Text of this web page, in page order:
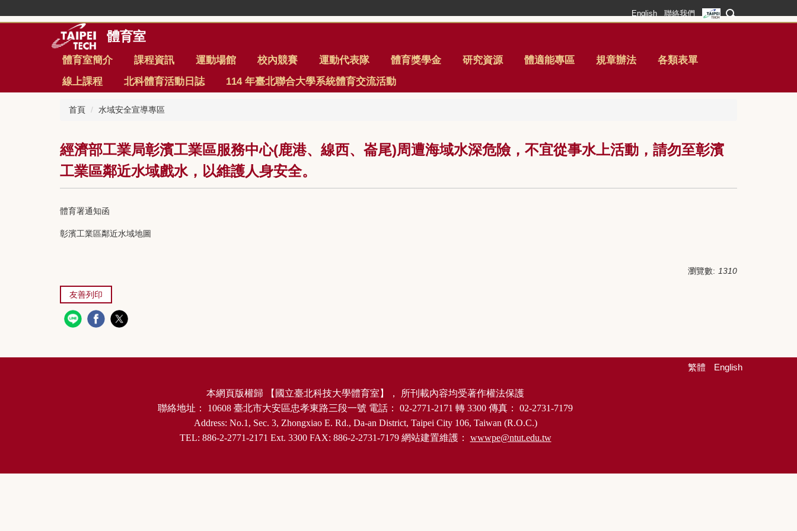
到
English 聯絡我們
體育室
體育室簡介 課程資訊 運動場館 校內競賽 運動代表隊 體育獎學金 研究資源 體適能專區 規章辦法
各類表單
線上課程
北科體育活動日誌 114 年臺北聯合大學系統體育交流活動
首頁 水域安全宣導專區
經濟部工業局彰濱工業區服務中心(鹿港、線西、崙尾)周遭海域水深危險，不宜從事水上活動，請勿至彰濱
工業區鄰近水域戲水，以維護人身安全。
體育署通知函
彰濱工業區鄰近水域地圖
瀏覽數: 1310
友善列印
繁體 English
本網頁版權歸 【 國立臺北科技大學體育室 】，
所刊載內容均受著作權法保護
聯絡地址：
10608 臺北市大安區忠孝東路三段一號 電話： 02-2771-2171 轉 3300 傳真：
02-2731-7179
Address: No.1, Sec. 3, Zhongxiao E. Rd., Da-an District, Taipei City 106, Taiwan (R.O.C.)
TEL: 886-2-2771-2171 Ext. 3300 FAX: 886-2-2731-7179 網站建置維護： wwwpe@ntut.edu.tw